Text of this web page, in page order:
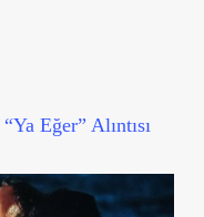
Eğer” Alıntısı